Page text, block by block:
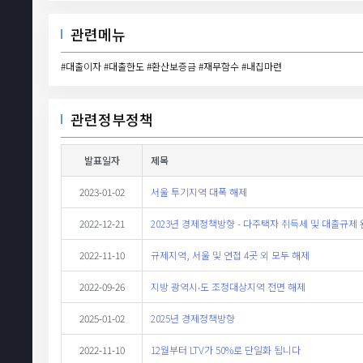
관련메뉴
#대출이자 #대출한도 #환산보증금 #재무함수 #내집마련
관련정부정책
발표일자 제목
2023-01-02 서울 투기지역 대폭 해제
2022-12-21 2023년 경제정책방향 - 다주택자 취득세 및 대출규제
2022-11-10 규제지역, 서울 및 연접 4곳 외 모두 해제
2022-09-26 지방 광역시‧도 조정대상지역 전면 해제
2025-01-02 2025년 경제정책방향
2022-11-10 12월부터 LTV가 50%로 단일화 됩니다